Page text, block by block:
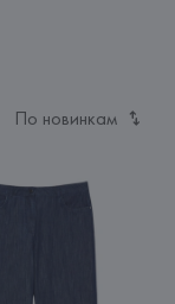
По новинкам